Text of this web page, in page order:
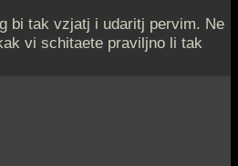
bi tak vzjatj i udaritj pervim. Ne
vi schitaete praviljno li tak